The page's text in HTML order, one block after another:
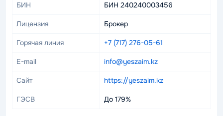
БИН БИН 240240003456
Лицензия Брокер
Горячая линия +7 (717) 276-05-61
E-mail info@yeszaim.kz
Сайт https://yeszaim.kz
ГЭСВ До 179%